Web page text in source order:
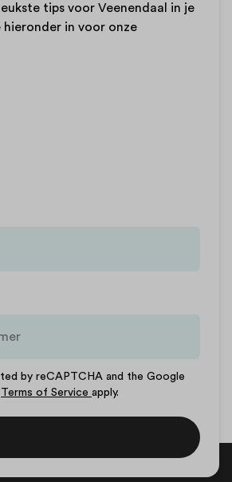
tips voor Veenendaal in je
hieronder in voor onze
by reCAPTCHA and the Google
Terms of Service apply.